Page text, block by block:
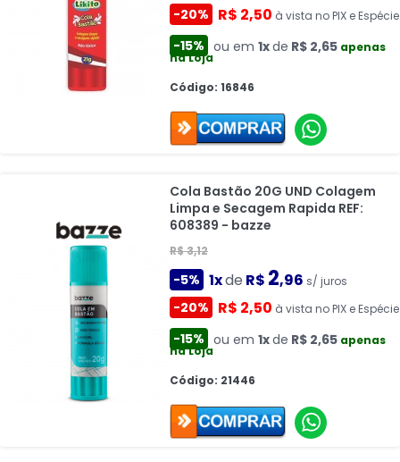
-20% R$ 2,50 à vista no PIX e Espécie
-15% ou em 1xde R$ 2,65 apenas
na Loja
Código: 16846
Cola Bastão 20G UND Colagem
Limpa e Secagem Rapida REF:
608389 - bazze
R$ 3,12
-5% 1xde R$ 2,96 s/ juros
-20% R$ 2,50 à vista no PIX e Espécie
-15% ou em 1xde R$ 2,65 apenas
na Loja
Código: 21446